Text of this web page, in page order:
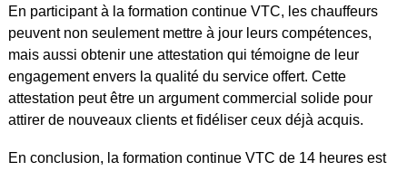
En participant à la formation continue VTC, les chauffeurs
peuvent non seulement mettre à jour leurs compétences,
mais aussi obtenir une attestation qui témoigne de leur
engagement envers la qualité du service offert. Cette
attestation peut être un argument commercial solide pour
attirer de nouveaux clients et fidéliser ceux déjà acquis.
En conclusion, la formation continue VTC de 14 heures est